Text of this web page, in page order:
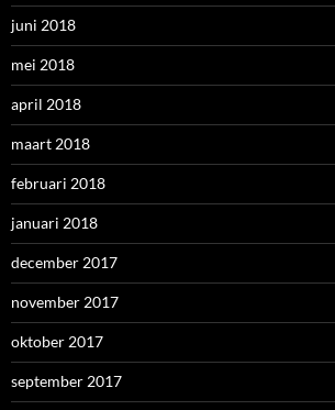
juni 2018
mei 2018
april 2018
maart 2018
februari 2018
januari 2018
december 2017
november 2017
oktober 2017
september 2017